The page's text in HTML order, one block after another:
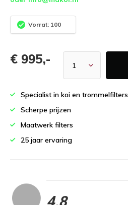
Vorrat: 100
€ 995,-
Specialist in koi en trommelfilters
Scherpe prijzen
Maatwerk filters
25 jaar ervaring
4,8